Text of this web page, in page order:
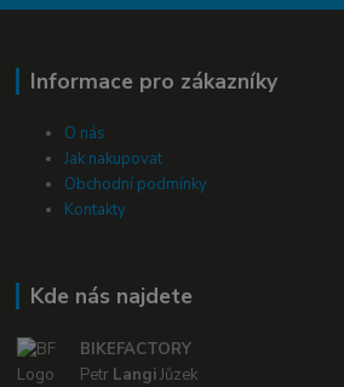
Informace pro zákazníky
O nás
Jak nakupovat
Obchodní podmínky
Kontakty
Kde nás najdete
BIKEFACTORY
Petr LangiJůzek